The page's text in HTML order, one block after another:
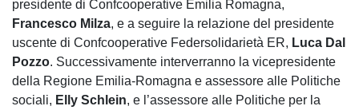
presidente di Confcooperative Emilia Romagna,
Francesco Milza, e a seguire la relazione del presidente
uscente di Confcooperative Federsolidarietà ER, Luca Dal
Pozzo. Successivamente interverranno la vicepresidente
della Regione Emilia-Romagna e assessore alle Politiche
sociali, Elly Schlein, e l’assessore alle Politiche per la